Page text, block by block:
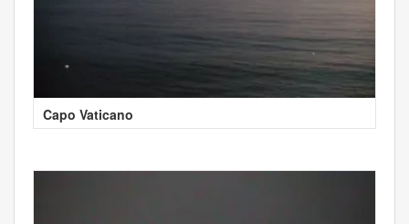
Capo Vaticano